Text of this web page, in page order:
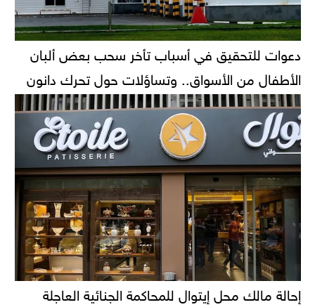
دعوات للتحقيق في أسباب تأخر سحب بعض ألبان
الأطفال من الأسواق.. وتساؤلات حول تحرك دانون
إحالة مالك محل إيتوال للمحاكمة الجنائية العاجلة